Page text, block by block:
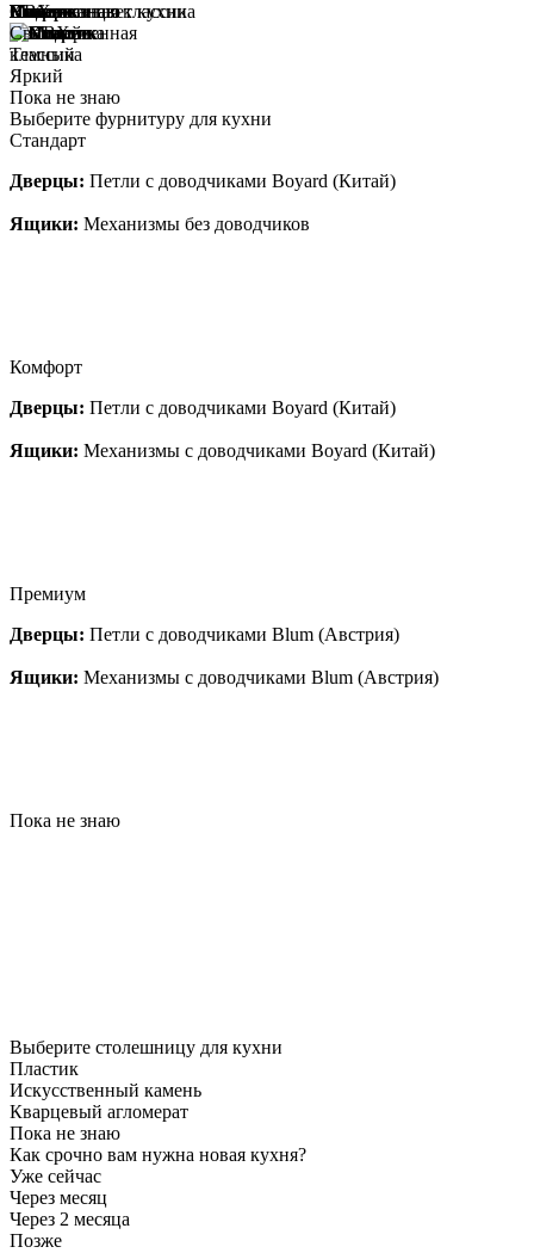
Модерн
Классика
Современная классика
Пока не знаю
ПВХ
Пластик
Эмаль
Массив
Пока не знаю
Выберите цвет кухни
Светлый
Темный
Яркий
Пока не знаю
Выберите фурнитуру для кухни
Стандарт
Дверцы: Петли с доводчиками Boyard (Китай)
Ящики: Механизмы без доводчиков
Комфорт
Дверцы: Петли с доводчиками Boyard (Китай)
Ящики: Механизмы с доводчиками Boyard (Китай)
Премиум
Дверцы: Петли с доводчиками Blum (Австрия)
Ящики: Механизмы с доводчиками Blum (Австрия)
Пока не знаю
Выберите столешницу для кухни
Пластик
Искусственный камень
Кварцевый агломерат
Пока не знаю
Как срочно вам нужна новая кухня?
Уже сейчас
Через месяц
Через 2 месяца
Позже